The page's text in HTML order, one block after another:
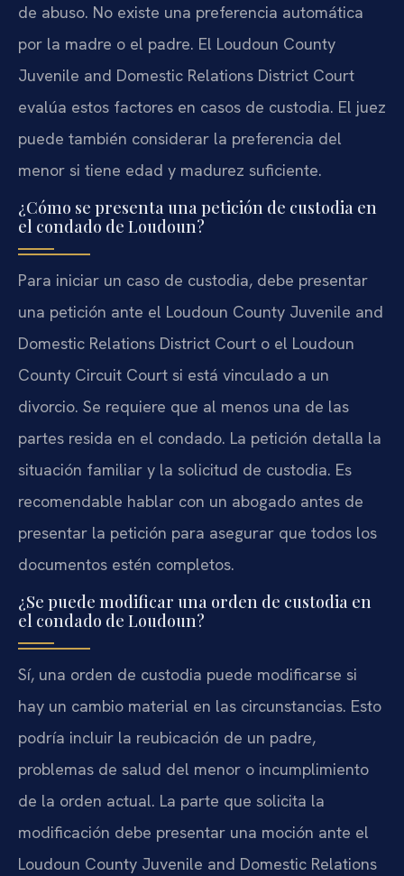
de abuso. No existe una preferencia automática
por la madre o el padre. El Loudoun County
Juvenile and Domestic Relations District Court
evalúa estos factores en casos de custodia. El juez
puede también considerar la preferencia del
menor si tiene edad y madurez suficiente.
¿Cómo se presenta una petición de custodia en
el condado de Loudoun?
Para iniciar un caso de custodia, debe presentar
una petición ante el Loudoun County Juvenile and
Domestic Relations District Court o el Loudoun
County Circuit Court si está vinculado a un
divorcio. Se requiere que al menos una de las
partes resida en el condado. La petición detalla la
situación familiar y la solicitud de custodia. Es
recomendable hablar con un abogado antes de
presentar la petición para asegurar que todos los
documentos estén completos.
¿Se puede modificar una orden de custodia en
el condado de Loudoun?
Sí, una orden de custodia puede modificarse si
hay un cambio material en las circunstancias. Esto
podría incluir la reubicación de un padre,
problemas de salud del menor o incumplimiento
de la orden actual. La parte que solicita la
modificación debe presentar una moción ante el
Loudoun County Juvenile and Domestic Relations